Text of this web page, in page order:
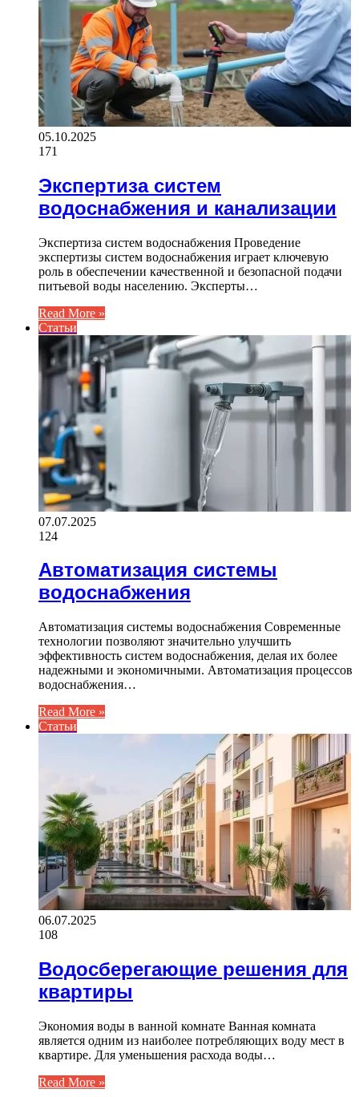
05.10.2025
171
Экспертиза систем
водоснабжения и канализации
Экспертиза систем водоснабжения Проведение
экспертизы систем водоснабжения играет ключевую
роль в обеспечении качественной и безопасной подачи
питьевой воды населению. Эксперты…
Read More »
Статьи
07.07.2025
124
Автоматизация системы
водоснабжения
Автоматизация системы водоснабжения Современные
технологии позволяют значительно улучшить
эффективность систем водоснабжения, делая их более
надежными и экономичными. Автоматизация процессов
водоснабжения…
Read More »
Статьи
06.07.2025
108
Водосберегающие решения для
квартиры
Экономия воды в ванной комнате Ванная комната
является одним из наиболее потребляющих воду мест в
квартире. Для уменьшения расхода воды…
Read More »